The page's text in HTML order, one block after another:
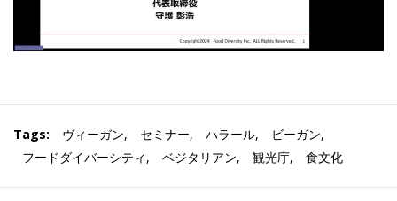
Tags: ヴィーガン, セミナー, ハラール, ビーガン,
フードダイバーシティ , ベジタリアン, 観光庁, 食文化